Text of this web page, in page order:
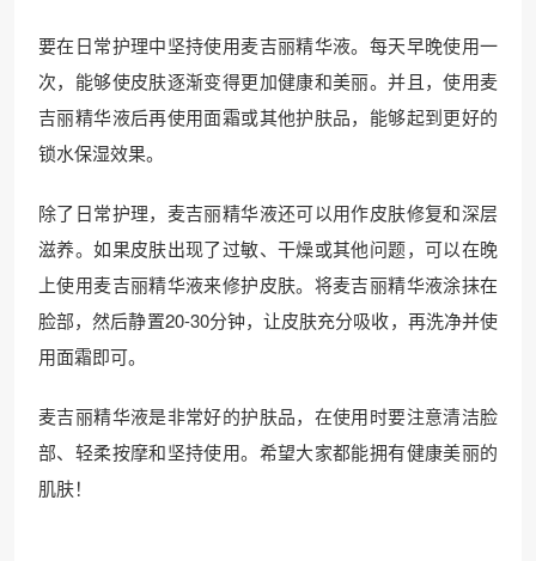
要在日常护理中坚持使用麦吉丽精华液。每天早晚使用一
次，能够使皮肤逐渐变得更加健康和美丽。并且，使用麦
吉丽精华液后再使用面霜或其他护肤品，能够起到更好的
锁水保湿效果。
除了日常护理，麦吉丽精华液还可以用作皮肤修复和深层
滋养。如果皮肤出现了过敏、干燥或其他问题，可以在晚
上使用麦吉丽精华液来修护皮肤。将麦吉丽精华液涂抹在
脸部，然后静置20-30分钟，让皮肤充分吸收，再洗净并使
用面霜即可。
麦吉丽精华液是非常好的护肤品，在使用时要注意清洁脸
部、轻柔按摩和坚持使用。希望大家都能拥有健康美丽的
肌肤！